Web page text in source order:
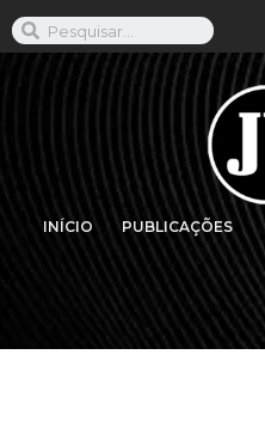
INÍCIO PUBLICAÇÕES